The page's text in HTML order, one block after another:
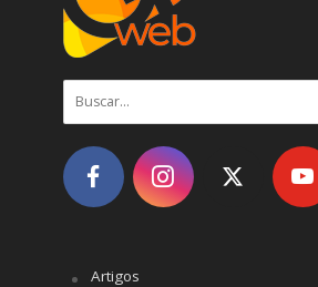
Artigos